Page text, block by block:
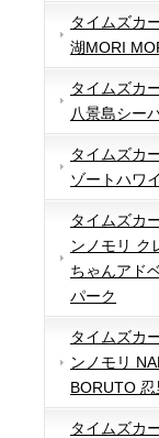
タイムズカ
湖MORI
タイムズカ
八景島シー
タイムズカ
ゾートハワ
タイムズカ
ンノモリ ク
ちゃんアド
パーク
タイムズカ
ンノモリ
BORUTO 忍
タイムズカ